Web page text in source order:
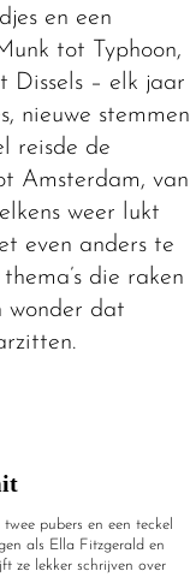
en een
tot Typhoon,
Dissels – elk jaar
nieuwe stemmen
reisde de
Amsterdam, van
weer lukt
even anders te
die raken
wonder dat
pubers en een teckel
als Ella Fitzgerald en
ze lekker schrijven over